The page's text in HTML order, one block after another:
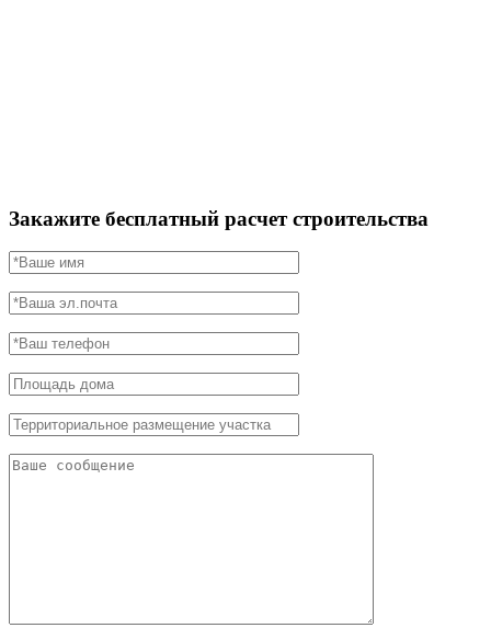
Закажите бесплатный расчет строительства